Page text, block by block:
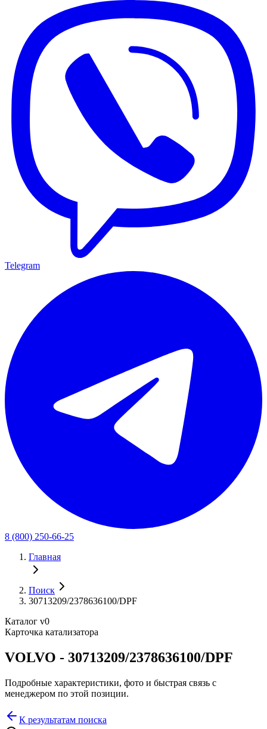
Telegram
8 (800) 250-66-25
Главная
Поиск
30713209/2378636100/DPF
Каталог v0
Карточка катализатора
VOLVO - 30713209/2378636100/DPF
Подробные характеристики, фото и быстрая связь с
менеджером по этой позиции.
К результатам поиска